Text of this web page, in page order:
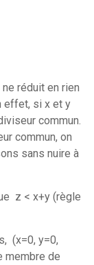
réduit en rien
effet, si x et y
commun.
commun, on
sans nuire à
z < x+y (règle
(x=0, y=0,
membre de